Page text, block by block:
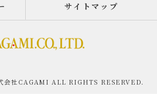
サイトマップ
会社CAGAMI ALL RIGHTS RESERVED.